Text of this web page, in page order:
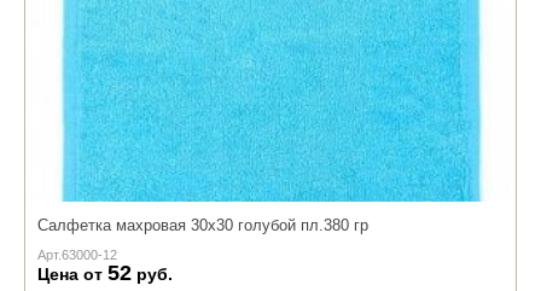
Салфетка махровая 30х30 голубой пл.380 гр
Арт.63000-12
Цена от 52 руб.